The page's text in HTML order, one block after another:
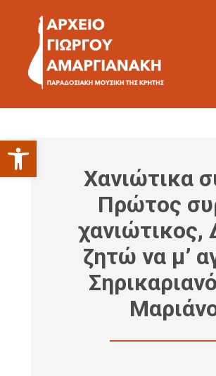
Ανοίξτε τη γραμμή εργαλείων
Χανιώτικα
Πρώτος
χανιώτικος,
ζητώ να μ’